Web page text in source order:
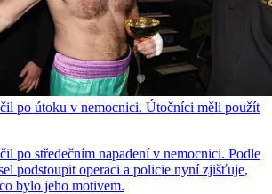
po útoku v nemocnici. Útočníci měli použít
po středečním napadení v nemocnici. Podle
podstoupit operaci a policie nyní zjišťuje,
bylo jeho motivem.